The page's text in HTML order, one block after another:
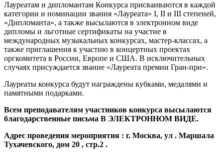
Лауреатам и дипломантам Конкурса присваиваются в каждой
категории и номинации звания «Лауреата» I, II и III степеней,
«Дипломанта», а также высылаются в электронном виде
дипломы и льготные сертификаты на участие в
международных музыкальных конкурсах, мастер-классах, а
также приглашения к участию в концертных проектах
оргкомитета в России, Европе и США. В исключительных
случаях присуждается звание «Лауреата премии Гран-при».
Лауреаты конкурса будут награждены кубками, медалями и
памятными подарками.
Всем преподавателям участников конкурса высылаются
благодарственные письма В ЭЛЕКТРОННОМ ВИДЕ.
Адрес проведения мероприятия : г. Москва, ул . Маршала
Тухачевского, дом 20 , стр.2 .